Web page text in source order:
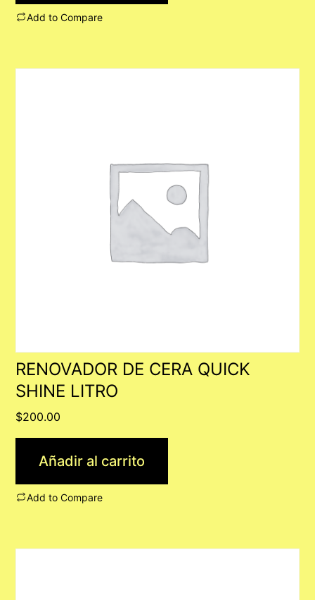
Add to Compare
RENOVADOR DE CERA QUICK
SHINE LITRO
$200.00
Añadir al carrito
Add to Compare